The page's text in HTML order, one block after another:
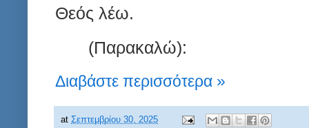
Θεός λέω.
(Παρακαλώ):
Διαβάστε περισσότερα »
at Σεπτεμβρίου 30, 2025